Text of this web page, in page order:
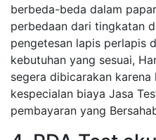
berbeda-beda dalam
perbedaan dari tingkatan
pengetesan lapis perlapis
kebutuhan yang sesuai,
segera dibicarakan
kespecialan biaya Jasa
pembayaran yang